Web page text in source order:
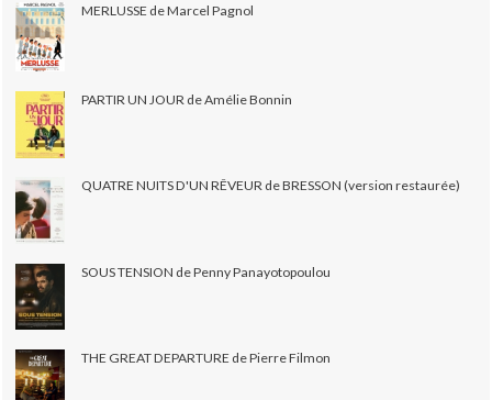
MERLUSSE de Marcel Pagnol
PARTIR UN JOUR de Amélie Bonnin
QUATRE NUITS D'UN RÊVEUR de BRESSON (version restaurée)
SOUS TENSION de Penny Panayotopoulou
THE GREAT DEPARTURE de Pierre Filmon